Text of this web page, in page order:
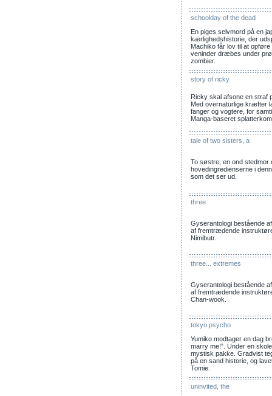
schoolday of the dead
En piges selvmord på en
kærlighedshistorie, der
Machiko får lov til at
veninder dræbes under
zombier.
story of ricky
Ricky skal afsone en straf
Med overnaturlige kræfter
fanger og vogtere, for
Manga-baseret
tale of two sisters, a
To søstre, en ond stedmor
hovedingredienserne i
som det ser ud.
three
Gyserantologi bestående
af fremtrædende
Nimibutr.
three... extremes
Gyserantologi bestående
af fremtrædende
Chan-wook.
tokyo psycho
Yumiko modtager en dag
marry me!”. Under en
mystisk pakke. Gradvist
på en sand historie, og
Tomie.
uninvited, the